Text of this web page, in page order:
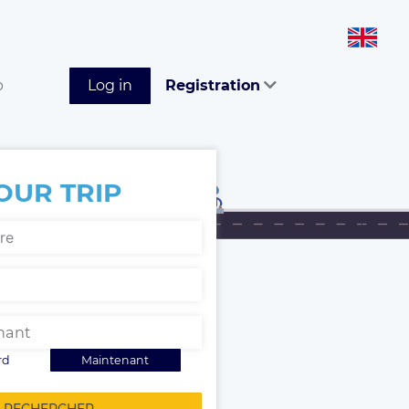
Log in Registration
TRIP
Maintenant